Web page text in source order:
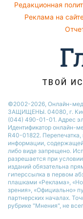
Настя
Виталий
София Ротару
Ольга Сумская
Легкие десерты
Напитки
Праздничное
Редакционная
Реклама на
ТВОЙ
©2002-2026, Онлайн-
ЗАЩИЩЕНЫ. 04080, г.
(044) 490-01-01. Адрес
Идентификатор онлайн-
R40-01822.
информации,
либо виде запрещено.
разрешается при
изданий обязательна
гиперссылка в первом
плашками «Реклама»,
зрения», «Официально»
партнерских началах.
рубрике "Мнения", не